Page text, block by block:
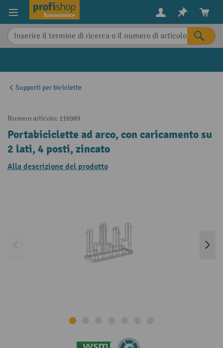
content
Supporti per biciclette
Numero articolo: 116989
Portabiciclette ad arco, con caricamento su
2 lati, 4 posti, zincato
Alla descrizione del prodotto